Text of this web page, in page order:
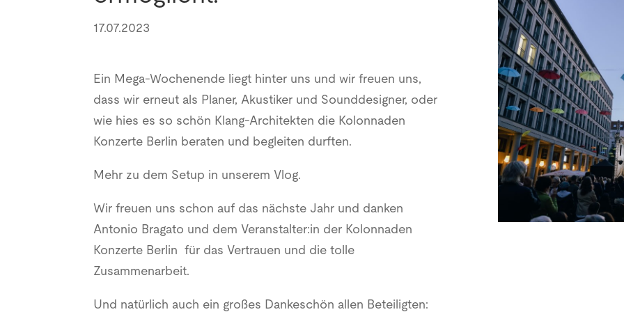
17.07.2023
Ein Mega-Wochenende liegt hinter uns und wir freuen uns,
dass wir erneut als Planer, Akustiker und Sounddesigner, oder
wie hies es so schön Klang-Architekten die Kolonnaden
Konzerte Berlin beraten und begleiten durften.
Mehr zu dem Setup in unserem Vlog.
Wir freuen uns schon auf das nächste Jahr und danken
Antonio Bragato und dem Veranstalter:in der Kolonnaden
Konzerte Berlin für das Vertrauen und die tolle
Zusammenarbeit.
Und natürlich auch ein großes Dankeschön allen Beteiligten: